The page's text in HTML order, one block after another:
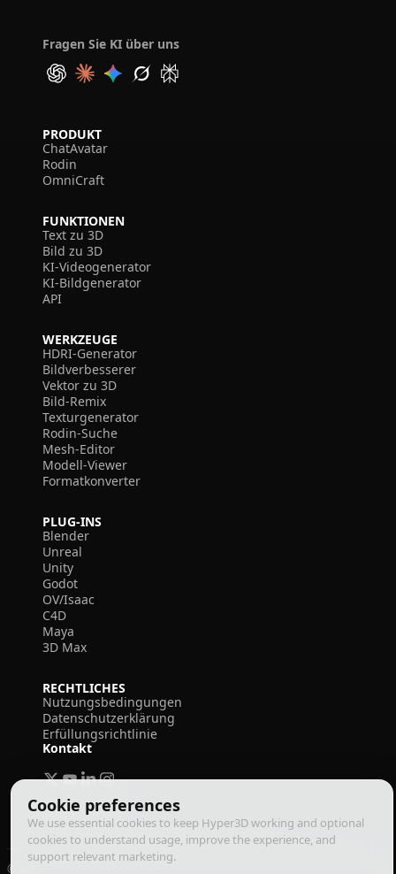
Cookie preferences
We use essential cookies to keep Hyper3D working and optional
cookies to understand usage, improve the experience, and
support relevant marketing.
Fragen Sie KI über uns
PRODUKT
ChatAvatar
Rodin
OmniCraft
FUNKTIONEN
Text zu 3D
Bild zu 3D
KI-Videogenerator
KI-Bildgenerator
API
WERKZEUGE
HDRI-Generator
Bildverbesserer
Vektor zu 3D
Bild-Remix
Texturgenerator
Rodin-Suche
Mesh-Editor
Modell-Viewer
Formatkonverter
PLUG-INS
Blender
Unreal
Unity
Godot
OV/Isaac
C4D
Maya
3D Max
RECHTLICHES
Nutzungsbedingungen
Datenschutzerklärung
Erfüllungsrichtlinie
Kontakt
© 2026 Deemos Corporation. Alle Rechte vorbehalten